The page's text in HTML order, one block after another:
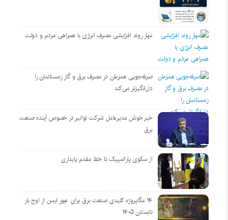
مهار روند افزایشی مصرف انرژی با همراهی مردم و دولت
صرفه‌جویی همزمان در مصرف برق و گاز زمستانمان را
دل‌انگیزتر می‌کند
خبر خوش مدیرعامل شرکت توانیر در خصوص آینده صنعت
برق
از سکوی پارالمپیک تا خط مقدم پایداری
۱۴ مگاپروژه‌ کلیدی صنعت برق برای عبور ایمن از اوج بار
تابستان ۱۴۰۵